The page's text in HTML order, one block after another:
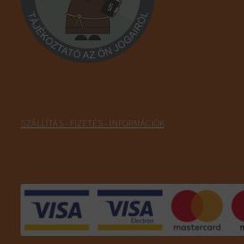
SZÁLLÍTÁS - FIZETÉS - INFORMÁCIÓK